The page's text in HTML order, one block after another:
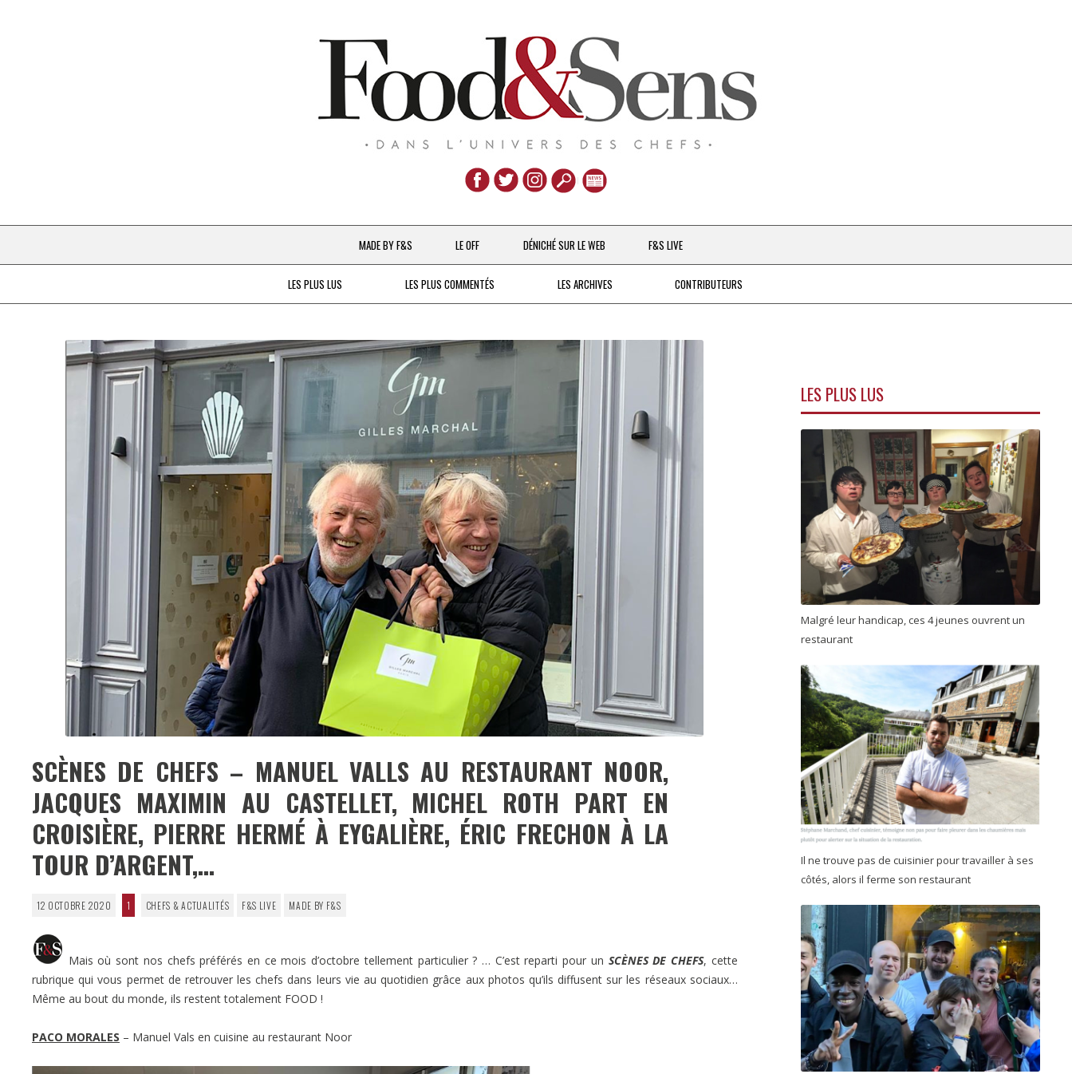
Aller
au
contenu
MADE BY F&S
CHEFS & ACTUALITÉS
À LA PETITE CUILLÈRE
DESTIN DE FEMME
V…DE VOYAGE
LE OFF DÉNICHÉ SUR LE WEB F&S LIVE
LES PLUS LUS LES PLUS COMMENTÉS LES ARCHIVES CONTRIBUTEURS
SCÈNES DE CHEFS – MANUEL VALLS AU RESTAURANT NOOR,
JACQUES MAXIMIN AU CASTELLET, MICHEL ROTH PART EN
CROISIÈRE, PIERRE HERMÉ À EYGALIÈRE, ÉRIC FRECHON À LA
TOUR D’ARGENT,…
12 OCTOBRE 2020 1 CHEFS & ACTUALITÉS F&S LIVE MADE BY F&S
Mais où sont nos chefs préférés en ce mois d’octobre tellement particulier ? … C’est reparti pour un SCÈNES DE CHEFS, cette
rubrique qui vous permet de retrouver les chefs dans leurs vie au quotidien grâce aux photos qu’ils diffusent sur les réseaux sociaux…
Même au bout du monde, ils restent totalement FOOD !
PACO MORALES – Manuel Vals en cuisine au restaurant Noor
LES PLUS LUS
Malgré leur handicap, ces 4 jeunes ouvrent un
restaurant
Il ne trouve pas de cuisinier pour travailler à ses
côtés, alors il ferme son restaurant